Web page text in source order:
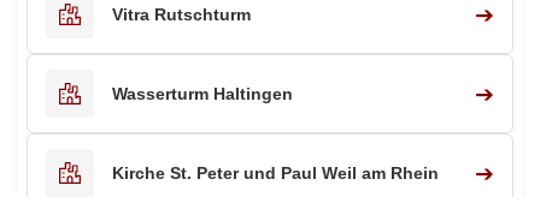
Vitra Rutschturm ➔
Wasserturm Haltingen ➔
Kirche St. Peter und Paul Weil am Rhein ➔